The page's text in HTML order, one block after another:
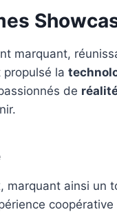
marquant,
la
de
ainsi un